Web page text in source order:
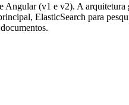
(v1 e v2). A
ElasticSearch para